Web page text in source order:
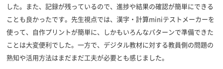
した。また、記録が残っているので、進捗や結果の確認が簡単にできる
ことも良かったです。先生視点では、漢字・計算miniテストメーカーを
使って、自作プリントが簡単に、しかもいろんなパターンで準備できた
ことは大変便利でした。一方で、デジタル教材に対する教員側の問題の
熟知や活用方法はまだまだ工夫が必要とも感じました。